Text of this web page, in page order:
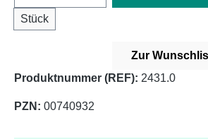
Stück
Zur
Produktnummer (REF): 2431.0
PZN: 00740932